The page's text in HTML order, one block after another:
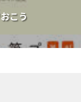
こう